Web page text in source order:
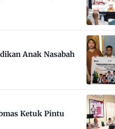
Anak Nasabah
Ketuk Pintu